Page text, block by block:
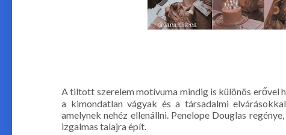
A tiltott szerelem motívuma mindig is különös erővel
a kimondatlan vágyak és a társadalmi
amelynek nehéz ellenállni. Penelope Douglas
izgalmas talajra épít.